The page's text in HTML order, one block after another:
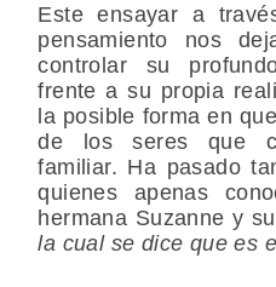
Este ensayar a
pensamiento nos
controlar su
frente a su propia
la posible forma en
de los seres que
familiar. Ha pasado
quienes apenas
hermana Suzanne y
la cual se dice que es